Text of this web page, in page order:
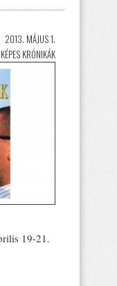
2013. MÁJUS 1.
KRÓNIKÁK
19-21.